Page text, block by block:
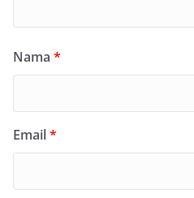
Nama *
Email*